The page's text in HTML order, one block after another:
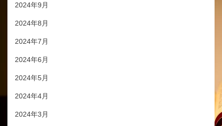
2024年9月
2024年8月
2024年7月
2024年6月
2024年5月
2024年4月
2024年3月